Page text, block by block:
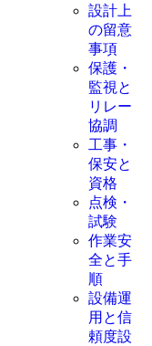
設計上
の留意
事項
保護・
監視と
リレー
協調
工事・
保安と
資格
点検・
試験
作業安
全と手
順
設備運
用と信
頼度設